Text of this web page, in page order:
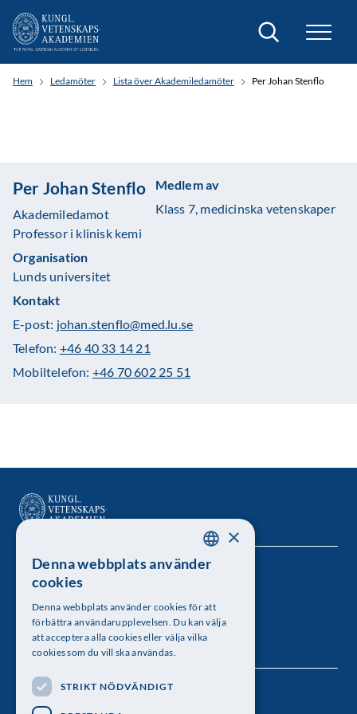
Sök
Hem Ledamöter Lista över Akademiledamöter Per Johan Stenflo
Per Johan Stenflo
Akademiledamot
Professor i klinisk kemi
Organisation
Lunds universitet
Medlem av
Klass 7, medicinska vetenskaper
Kontakt
E-post: johan.stenflo@med.lu.se
Telefon: +46 40 33 14 21
Mobiltelefon: +46 70 602 25 51
Kungl. Vetenskapsakademien
Besöksadress: Lilla Frescativägen 4A
Telefon: 08-673 95 00
Följ oss
SWEDISH
×
Denna webbplats använder
cookies
Denna webbplats använder cookies för att
förbättra användarupplevelsen. Du kan välja
att acceptera alla cookies eller välja vilka
cookies som du vill ska användas.
STRIKT NÖDVÄNDIGT